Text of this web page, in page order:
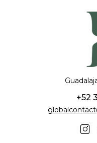
+52